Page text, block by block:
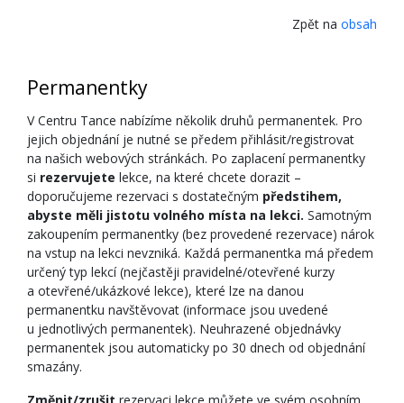
Zpět na obsah
Permanentky
V Centru Tance nabízíme několik druhů permanentek. Pro
jejich objednání je nutné se předem přihlásit/registrovat
na našich webových stránkách. Po zaplacení permanentky
si rezervujete lekce, na které chcete dorazit –
doporučujeme rezervaci s dostatečným předstihem,
abyste měli jistotu volného místa na lekci. Samotným
zakoupením permanentky (bez provedené rezervace) nárok
na vstup na lekci nevzniká. Každá permanentka má předem
určený typ lekcí (nejčastěji pravidelné/otevřené kurzy
a otevřené/ukázkové lekce), které lze na danou
permanentku navštěvovat (informace jsou uvedené
u jednotlivých permanentek). Neuhrazené objednávky
permanentek jsou automaticky po 30 dnech od objednání
smazány.